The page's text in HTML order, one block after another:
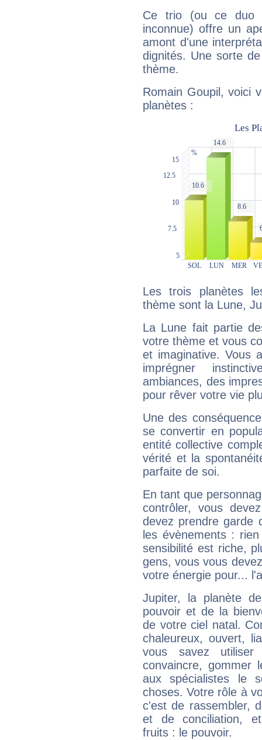
Ce trio (ou ce duo
inconnue) offre un
amont d'une
dignités. Une sorte
thème.
Romain Goupil, voici
planètes :
Les trois planètes
thème sont la Lune,
La Lune fait partie
votre thème et vous
et imaginative. Vous
imprégner
ambiances, des
pour rêver votre vie
Une des
se convertir en
entité collective
vérité et la
parfaite de soi.
En tant que
contrôler, vous
devez prendre garde
les évènements :
sensibilité est riche,
gens, vous vous
votre énergie pour...
Jupiter, la planète
pouvoir et de la
de votre ciel natal.
chaleureux, ouvert,
vous savez
convaincre, gommer
aux spécialistes le
choses. Votre rôle à
c'est de rassembler,
et de conciliation,
fruits : le pouvoir.